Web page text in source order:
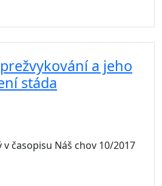
a jeho
stáda
časopisu Náš chov 10/2017